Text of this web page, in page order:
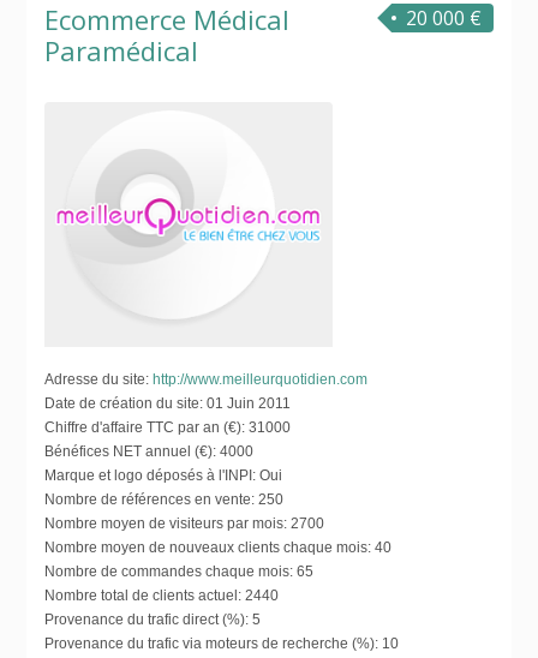
20 000 €
Ecommerce Médical
Paramédical
Adresse du site: http://www.meilleurquotidien.com
Date de création du site: 01 Juin 2011
Chiffre d'affaire TTC par an (€): 31000
Bénéfices NET annuel (€): 4000
Marque et logo déposés à l'INPI: Oui
Nombre de références en vente: 250
Nombre moyen de visiteurs par mois: 2700
Nombre moyen de nouveaux clients chaque mois: 40
Nombre de commandes chaque mois: 65
Nombre total de clients actuel: 2440
Provenance du trafic direct (%): 5
Provenance du trafic via moteurs de recherche (%): 10